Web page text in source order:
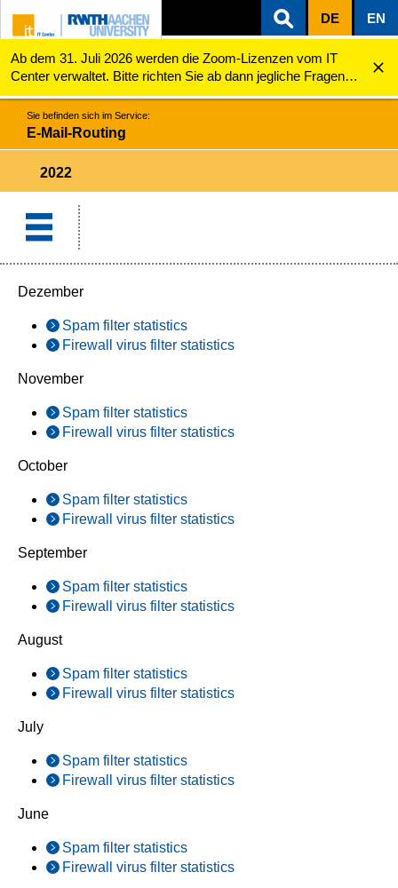
ZUM INHALTSBEREICH
ZUR HAUPTNAVIGATION
ZUR SUCHE
DE EN
Ab dem 31. Juli 2026 werden die Zoom-Lizenzen vom IT
Center verwaltet. Bitte richten Sie ab dann jegliche Fragen
zu den Zoom-Lizenzen (z.B. Probleme mit dem Login) an
servicedesk@itc.rwth-aachen.de.
E-Mail-Routing 2022
Sie befinden sich im Service:
E-Mail-Routing
2022
Dezember
Spam filter statistics
Firewall virus filter statistics
November
Spam filter statistics
Firewall virus filter statistics
October
Spam filter statistics
Firewall virus filter statistics
September
Spam filter statistics
Firewall virus filter statistics
August
Spam filter statistics
Firewall virus filter statistics
July
Spam filter statistics
Firewall virus filter statistics
June
Spam filter statistics
Firewall virus filter statistics